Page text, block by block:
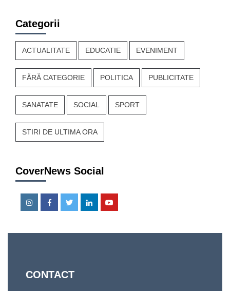
Categorii
ACTUALITATE EDUCATIE EVENIMENT
FĂRĂ CATEGORIE POLITICA PUBLICITATE
SANATATE SOCIAL SPORT
STIRI DE ULTIMA ORA
CoverNews Social
InstagramFacebookTwitterLinkedin
CONTACT